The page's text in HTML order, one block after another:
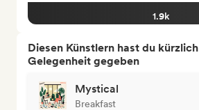
1.9k
Diesen Künstlern hast du
Gelegenheit gegeben
Mystical
Breakfast